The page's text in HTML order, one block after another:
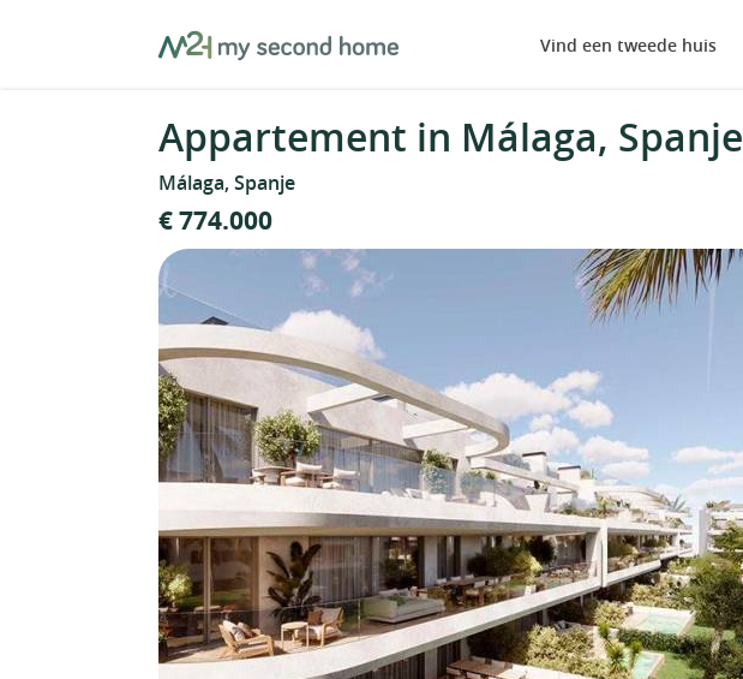
MySecondHome Vind een tweede huis
Appartement in Málaga, Spanje
Málaga, Spanje
€ 774.000